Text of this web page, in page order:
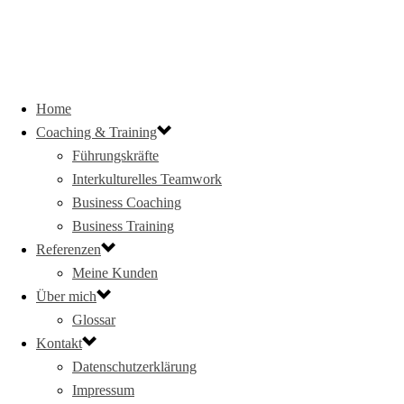
Home
Coaching & Training
Führungskräfte
Interkulturelles Teamwork
Business Coaching
Business Training
Referenzen
Meine Kunden
Über mich
Glossar
Kontakt
Datenschutzerklärung
Impressum